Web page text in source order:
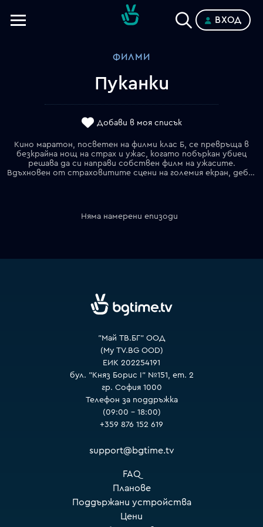
ВХОД
ФИЛМИ
Пуканки
Добави в моя списък
Кино маратон, посветен на филми клас Б, се превръща в
безкрайна нощ на страх и ужас, когато побъркан убиец
решава да си направи собствен филм на ужасите.
Вдъхновен от страховитите сцени на големия екран, дебне своите жертви пред киното, за да могат те да "участват" в неговия убийствен шедьовър.
Няма намерени епизоди
"Май ТВ.БГ" ООД
(My TV.BG OOD)
ЕИК 202254191
бул. "Княз Борис I" №151, ет. 2
гр. София 1000
Телефон за поддръжка
(09:00 – 18:00)
+359 876 152 619
support@bgtime.tv
FAQ
Планове
Поддържани устройства
Цени